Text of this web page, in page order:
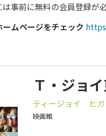
前に無料の会員登録が
ムページをチェック
Ｔ・ジョ
ティージョイ ヒガ
映画館